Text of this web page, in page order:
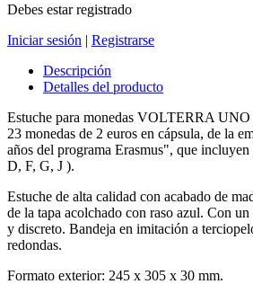
Debes estar registrado
Iniciar sesión | Registrarse
Descripción
Detalles del producto
Estuche para monedas VOLTERRA UNO
23 monedas de 2 euros en cápsula, de la
años del programa Erasmus", que incluyen
D, F, G, J ).
Estuche de alta calidad con acabado de
de la tapa acolchado con raso azul. Con
y discreto. Bandeja en imitación a
redondas.
Formato exterior: 245 x 305 x 30 mm.